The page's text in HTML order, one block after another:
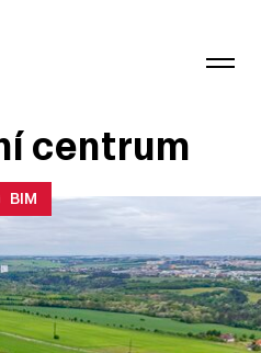
centrum
BIM